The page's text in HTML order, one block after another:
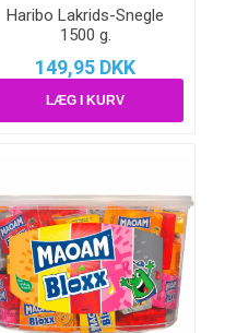
Haribo Lakrids-Snegle
1500 g.
149,95 DKK